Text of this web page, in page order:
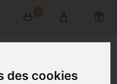
des cookies